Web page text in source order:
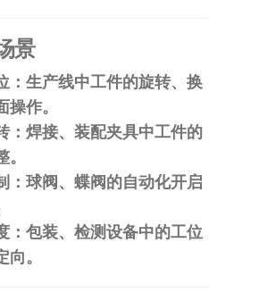
景​
​：生产线中工件的旋转、换
操作。
​：焊接、装配夹具中工件的
​：球阀、蝶阀的自动化开启
​：包装、检测设备中的工位
。